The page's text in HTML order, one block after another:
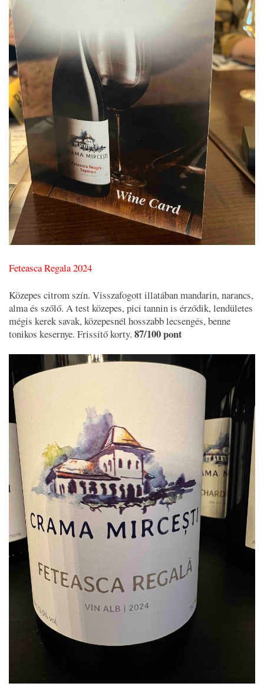
Feteasca Regala 2024
Közepes citrom szín. Visszafogott illatában mandarin, narancs,
alma és szőlő. A test közepes, pici tannin is érződik, lendületes
mégis kerek savak, közepesnél hosszabb lecsengés, benne
tonikos kesernye. Frissítő korty. 87/100 pont